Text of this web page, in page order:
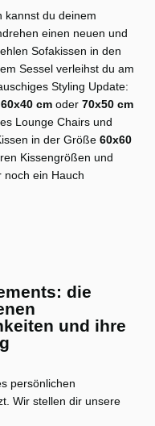
kannst du deinem
einen neuen und
Sofakissen in den
Sessel verleihst du am
Styling Update:
60x40 cm oder 70x50 cm
Lounge Chairs und
in der Größe 60x60
Kissengrößen und
noch ein Hauch
die
und ihre
persönlichen
Wir stellen dir unsere